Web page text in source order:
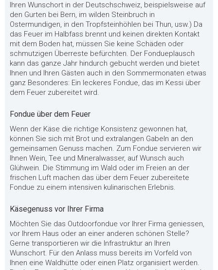
Ihren Wunschort in der Deutschschweiz, beispielsweise auf
den Gurten bei Bern, im wilden Steinbruch in
Ostermundigen, in den Tropfsteinhöhlen bei Thun, usw.) Da
das Feuer im Halbfass brennt und keinen direkten Kontakt
mit dem Boden hat, müssen Sie keine Schäden oder
schmutzigen Überreste befürchten. Der Fondueplausch
kann das ganze Jahr hindurch gebucht werden und bietet
Ihnen und Ihren Gästen auch in den Sommermonaten etwas
ganz Besonderes: Ein leckeres Fondue, das im Kessi über
dem Feuer zubereitet wird.
Fondue über dem Feuer
Wenn der Käse die richtige Konsistenz gewonnen hat,
können Sie sich mit Brot und extralangen Gabeln an den
gemeinsamen Genuss machen. Zum Fondue servieren wir
Ihnen Wein, Tee und Mineralwasser, auf Wunsch auch
Glühwein. Die Stimmung im Wald oder im Freien an der
frischen Luft machen das über dem Feuer zubereitete
Fondue zu einem intensiven kulinarischen Erlebnis.
Käsegenuss vor Ihrer Firma
Möchten Sie das Outdoorfondue vor Ihrer Firma geniessen,
vor Ihrem Haus oder an einer anderen schönen Stelle?
Gerne transportieren wir die Infrastruktur an Ihren
Wunschort. Für den Anlass muss bereits im Vorfeld von
Ihnen eine Waldhütte oder einen Platz organisiert werden.